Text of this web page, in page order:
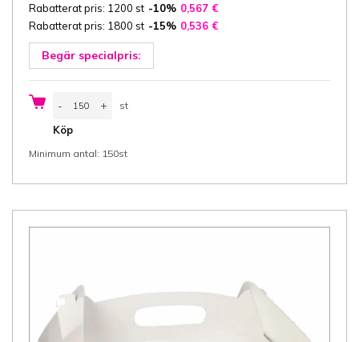
Rabatterat pris: 1200 st -10% 0,567 €
Rabatterat pris: 1800 st -15% 0,536 €
Begär specialpris:
-
med
23x16x9
(bredd
x
design
st/pack
mängd
+ st
Köp
Minimum antal: 150st